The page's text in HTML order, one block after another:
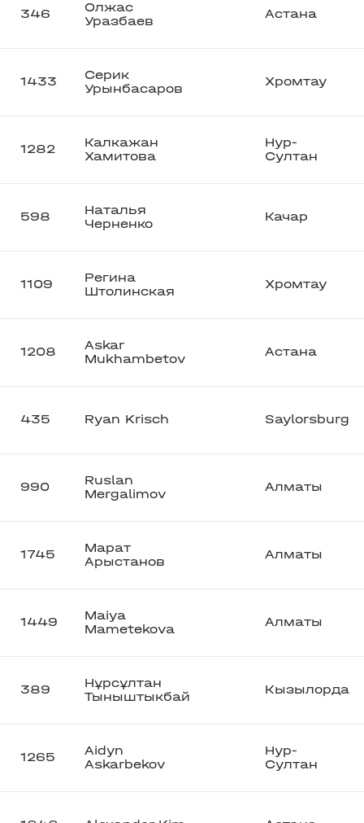
346
Олжас
Уразбаев
Астана
1433
Серик
Урынбасаров
Хромтау
1282
Калкажан
Хамитова
Нур-
Султан
598
Наталья
Черненко
Качар
1109
Регина
Штолинская
Хромтау
1208
Askar
Mukhambetov
Астана
435 Ryan Krisch Saylorsburg
990
Ruslan
Mergalimov
Алматы
1745
Марат
Арыстанов
Алматы
1449
Maiya
Mametekova
Алматы
389
Нұрсұлтан
Тыныштыкбай
Кызылорда
1265
Aidyn
Askarbekov
Нур-
Султан